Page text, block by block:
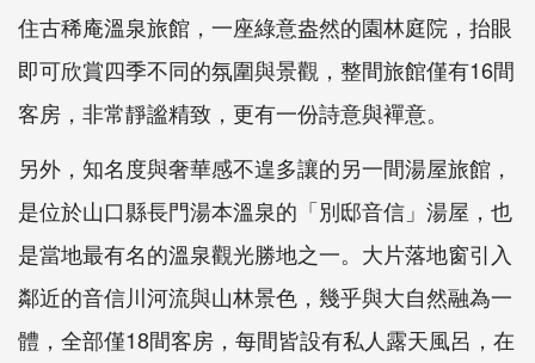
住古稀庵溫泉旅館，一座綠意盎然的園林庭院，抬眼
即可欣賞四季不同的氛圍與景觀，整間旅館僅有16間
客房，非常靜謐精致，更有一份詩意與襌意。
另外，知名度與奢華感不遑多讓的另一間湯屋旅館，
是位於山口縣長門湯本溫泉的「別邸音信」湯屋，也
是當地最有名的溫泉觀光勝地之一。大片落地窗引入
鄰近的音信川河流與山林景色，幾乎與大自然融為一
體，全部僅18間客房，每間皆設有私人露天風呂，在